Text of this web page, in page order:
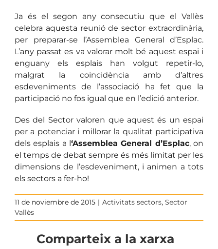
Ja és el segon any consecutiu que el Vallès
celebra aquesta reunió de sector extraordinària,
per preparar-se l’Assemblea General d’Esplac.
L’any passat es va valorar molt bé aquest espai i
enguany els esplais han volgut repetir-lo,
malgrat la coincidència amb d’altres
esdeveniments de l’associació ha fet que la
participació no fos igual que en l’edició anterior.
Des del Sector valoren que aquest és un espai
per a potenciar i millorar la qualitat participativa
dels esplais a l‘Assemblea General d’Esplac, on
el temps de debat sempre és més limitat per les
dimensions de l’esdeveniment, i animen a tots
els sectors a fer-ho!
11 de noviembre de 2015 | Activitats sectors, Sector
Vallès
Comparteix a la xarxa